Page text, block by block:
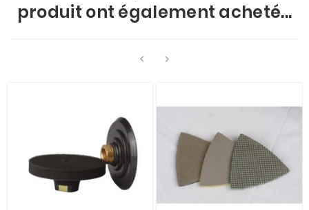
produit ont également acheté...
 